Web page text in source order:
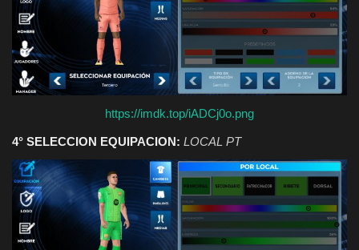
https://imdk.top/iADCj0o.png
4° SELECCION EQUIPACION: LOCAL PT